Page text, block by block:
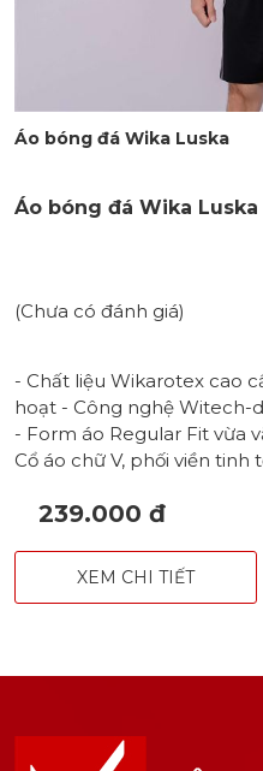
Áo bóng đá Wika Luska
Áo bóng đá Wika
(Chưa có đánh giá)
- Chất liệu Wikarotex cao
hoạt - Công nghệ Witech-
- Form áo Regular Fit vừa
Cổ áo chữ V, phối viền
239.000 đ
XEM CHI TIẾT